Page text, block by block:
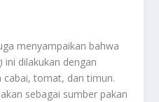
menyampaikan bahwa
dilakukan dengan
cabai, tomat, dan timun.
sebagai sumber pakan